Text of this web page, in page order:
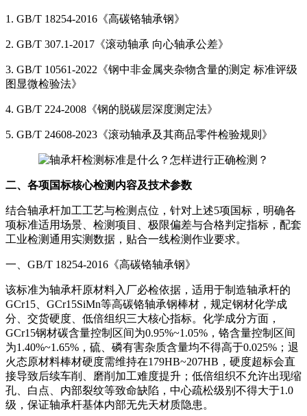
1. GB/T 18254-2016《高碳铬轴承钢》
2. GB/T 307.1-2017《滚动轴承 向心轴承公差》
3. GB/T 10561-2022《钢中非金属夹杂物含量的测定 标准评级
图显微检验法》
4. GB/T 224-2008《钢的脱碳层深度测定法》
5. GB/T 24608-2023《滚动轴承及其商品零件检验规则》
二、各项国标核心检测内容及技术参数
结合轴承杆加工工艺与检测点位，针对上述5项国标，明确各
项标准适用场景、检测项目、极限偏差与合格判定指标，配套
工业检测通用实测数据，贴合一线检测作业要求。
一、GB/T 18254-2016《高碳铬轴承钢》
该标准为轴承杆原材料入厂必检依据，适用于制造轴承杆的
GCr15、GCr15SiMn等高碳铬轴承钢棒材，规定钢材化学成
分、交货硬度、低倍组织三大核心指标。化学成分方面，
GCr15钢材碳含量控制区间为0.95%~1.05%，铬含量控制区间
为1.40%~1.65%，硫、磷有害杂质含量均不得高于0.025%；退
火态原材料棒材硬度需维持在179HB~207HB，硬度超标会直
接导致后续车削、磨削加工难度提升；低倍组织不允许出现缩
孔、白点、内部裂纹等致命缺陷，中心疏松级别不得大于1.0
级，保证轴承杆基体内部无先天材质隐患。